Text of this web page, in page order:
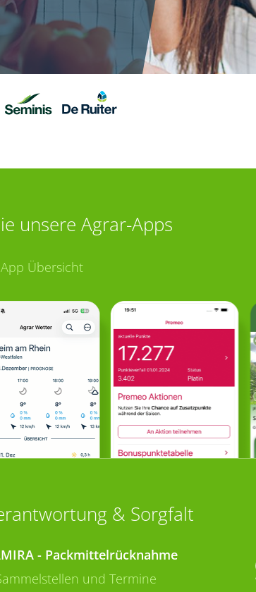
unsere Agrar-Apps
App Übersicht
& Sorgfalt
- Packmittelrücknahme
und Termine